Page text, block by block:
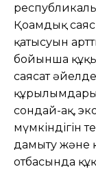
Қоғамдық
қатысуын
бойынша
саясат
сондай-ақ,
мүмкіндігін
дамыту және
отбасында